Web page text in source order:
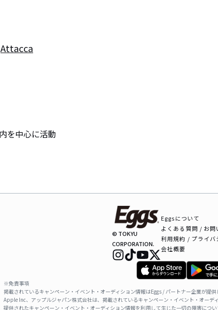
Attacca
を中心に活動
© TOKYU
CORPORATION.
Eggsについて
よくある質問 / お問
利用規約 / プライバ
会社概要
※免責事項
掲載されているキャンペーン・イベント・オーディション情報はEggs / パートナー企業が提供
Apple Inc、アップルジャパン株式会社は、掲載されているキャンペーン・イベント・オーデ
提供されたキャンペーン・イベント・オーディション情報を利用して生じた一切の障害につ